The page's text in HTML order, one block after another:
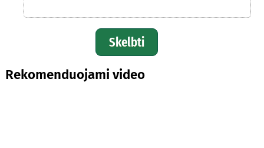
Skelbti
Rekomenduojami video